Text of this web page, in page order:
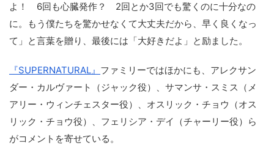
よ！ 6回も心臓発作？ 2回とか3回でも驚くのに十分なの
に。もう僕たちを驚かせなくて大丈夫だから、早く良くなっ
て」と言葉を贈り、最後には「大好きだよ」と励ました。
『SUPERNATURAL』 ファミリーではほかにも、アレクサン
ダー・カルヴァート（ジャック役）、サマンサ・スミス（メ
アリー・ウィンチェスター役）、オスリック・チョウ（オス
リック・チョウ役）、フェリシア・デイ（チャーリー役）ら
がコメントを寄せている。